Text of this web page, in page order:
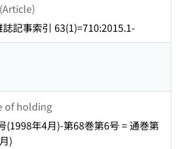
記事索引 63(1)=710:2015.1-
of holding
(1998年4月)-第68巻第6号 = 通巻第
)